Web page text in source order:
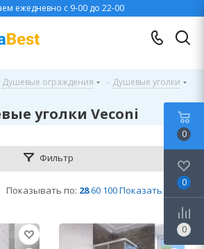
ежедневно с 9-00 до 22-00
Душевые ограждения - Душевые уголки
уголки Veconi
Фильтр
Показывать по: 28 60 100Показать все
0
0
0